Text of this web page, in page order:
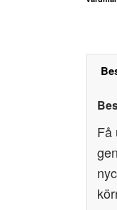
Få